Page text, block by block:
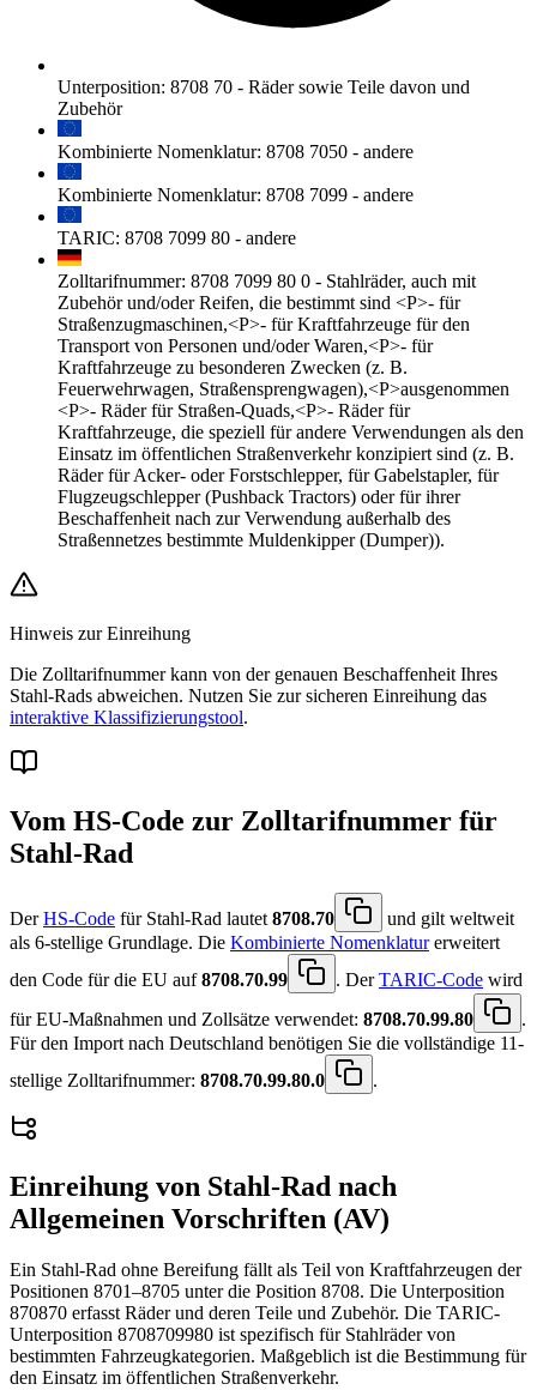
Unterposition: 8708 70 - Räder sowie Teile davon und
Zubehör
Kombinierte Nomenklatur: 8708 7050 - andere
Kombinierte Nomenklatur: 8708 7099 - andere
TARIC: 8708 7099 80 - andere
Zolltarifnummer: 8708 7099 80 0 - Stahlräder, auch mit
Zubehör und/oder Reifen, die bestimmt sind <P>- für
Straßenzugmaschinen,<P>- für Kraftfahrzeuge für den
Transport von Personen und/oder Waren,<P>- für
Kraftfahrzeuge zu besonderen Zwecken (z. B.
Feuerwehrwagen, Straßensprengwagen),<P>ausgenommen
<P>- Räder für Straßen-Quads,<P>- Räder für
Kraftfahrzeuge, die speziell für andere Verwendungen als den
Einsatz im öffentlichen Straßenverkehr konzipiert sind (z. B.
Räder für Acker- oder Forstschlepper, für Gabelstapler, für
Flugzeugschlepper (Pushback Tractors) oder für ihrer
Beschaffenheit nach zur Verwendung außerhalb des
Straßennetzes bestimmte Muldenkipper (Dumper)).
Hinweis zur Einreihung
Die Zolltarifnummer kann von der genauen Beschaffenheit Ihres
Stahl-Rads abweichen. Nutzen Sie zur sicheren Einreihung das
interaktive Klassifizierungstool.
Vom HS-Code zur Zolltarifnummer für
Stahl-Rad
DerHS-Code für Stahl-Rad lautet8708.70
und gilt weltweit
als 6-stellige Grundlage. Die Kombinierte Nomenklaturerweitert
den Code für die EU auf8708.70.99 . DerTARIC-Code wird
für EU-Maßnahmen und Zollsätze verwendet: 8708.70.99.80
.
Für den Import nach Deutschland benötigen Sie die vollständige 11-
stellige Zolltarifnummer: 8708.70.99.80.0 .
Einreihung von Stahl-Rad nach
Allgemeinen Vorschriften (AV)
Ein Stahl-Rad ohne Bereifung fällt als Teil von Kraftfahrzeugen der
Positionen 8701–8705 unter die Position 8708. Die Unterposition
870870 erfasst Räder und deren Teile und Zubehör. Die TARIC-
Unterposition 8708709980 ist spezifisch für Stahlräder von
bestimmten Fahrzeugkategorien. Maßgeblich ist die Bestimmung für
den Einsatz im öffentlichen Straßenverkehr.